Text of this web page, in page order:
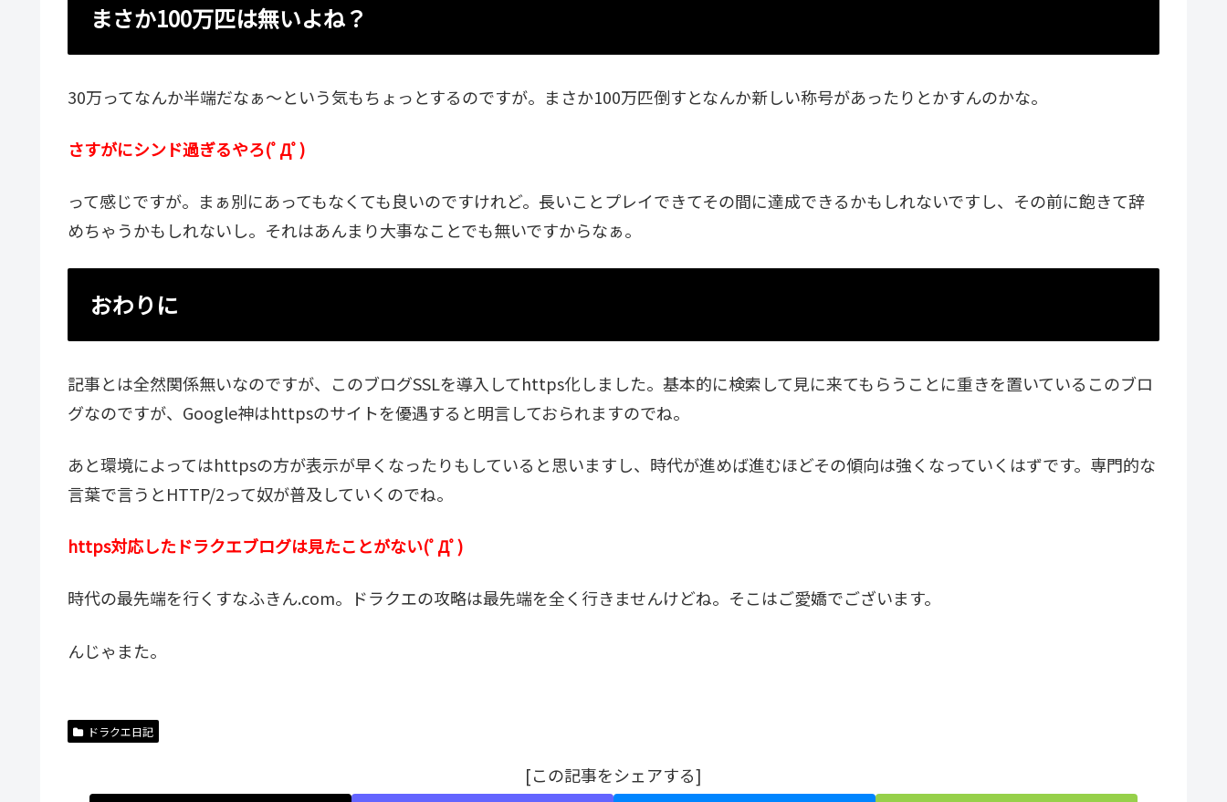
まさか100万匹は無いよね？
30万ってなんか半端だなぁ～という気もちょっとするのですが。まさか100万匹倒すとなんか新しい称号があったりとかすんのかな。
さすがにシンド過ぎるやろ(ﾟДﾟ)
って感じですが。まぁ別にあってもなくても良いのですけれど。長いことプレイできてその間に達成できるかもしれないですし、その前に飽きて辞
めちゃうかもしれないし。それはあんまり大事なことでも無いですからなぁ。
おわりに
記事とは全然関係無いなのですが、このブログSSLを導入してhttps化しました。基本的に検索して見に来てもらうことに重きを置いているこのブロ
グなのですが、Google神はhttpsのサイトを優遇すると明言しておられますのでね。
あと環境によってはhttpsの方が表示が早くなったりもしていると思いますし、時代が進めば進むほどその傾向は強くなっていくはずです。専門的な
言葉で言うとHTTP/2って奴が普及していくのでね。
https対応したドラクエブログは見たことがない(ﾟДﾟ)
時代の最先端を行くすなふきん.com。ドラクエの攻略は最先端を全く行きませんけどね。そこはご愛嬌でございます。
んじゃまた。
ドラクエ日記
[この記事をシェアする]